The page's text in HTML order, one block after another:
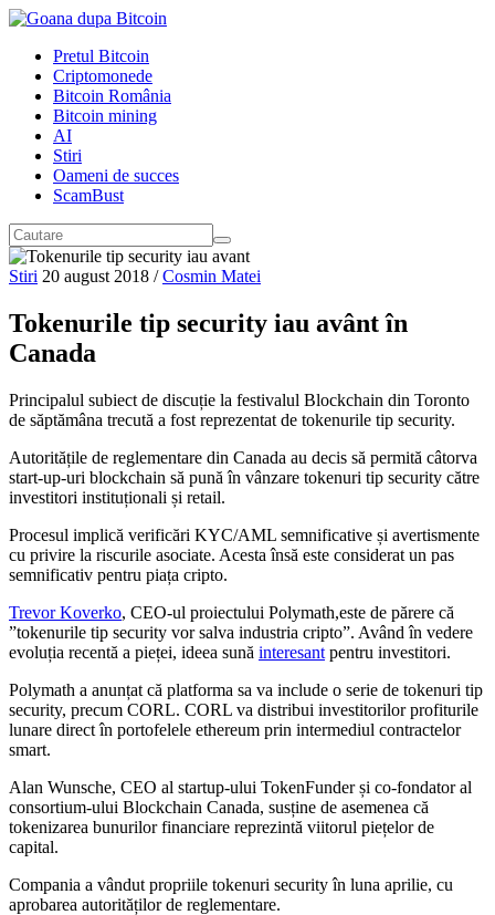
Pretul Bitcoin
Criptomonede
Bitcoin România
Bitcoin mining
AI
Stiri
Oameni de succes
ScamBust
Stiri 20 august 2018 / Cosmin Matei
Tokenurile tip security iau avânt în
Canada
Principalul subiect de discuție la festivalul Blockchain din Toronto
de săptămâna trecută a fost reprezentat de tokenurile tip security.
Autoritățile de reglementare din Canada au decis să permită câtorva
start-up-uri blockchain să pună în vânzare tokenuri tip security către
investitori instituționali și retail.
Procesul implică verificări KYC/AML semnificative și avertismente
cu privire la riscurile asociate. Acesta însă este considerat un pas
semnificativ pentru piața cripto.
Trevor Koverko, CEO-ul proiectului Polymath,este de părere că
”tokenurile tip security vor salva industria cripto”. Având în vedere
evoluția recentă a pieței, ideea sună interesant pentru investitori.
Polymath a anunțat că platforma sa va include o serie de tokenuri tip
security, precum CORL. CORL va distribui investitorilor profiturile
lunare direct în portofelele ethereum prin intermediul contractelor
smart.
Alan Wunsche, CEO al startup-ului TokenFunder și co-fondator al
consortium-ului Blockchain Canada, susține de asemenea că
tokenizarea bunurilor financiare reprezintă viitorul piețelor de
capital.
Compania a vândut propriile tokenuri security în luna aprilie, cu
aprobarea autorităților de reglementare.